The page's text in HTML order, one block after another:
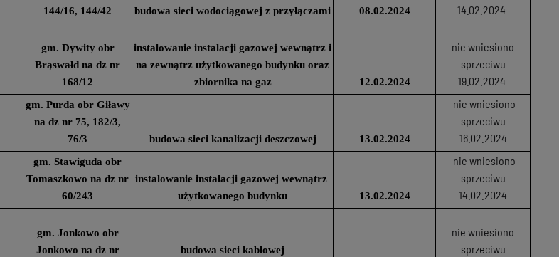
144/16, 144/42
budowa sieci wodociągowej z przyłączami 08.02.2024
14.02.2024
gm. Dywity obr
Brąswałd na dz nr
168/12
instalowanie instalacji gazowej wewnątrz i
na zewnątrz użytkowanego budynku oraz
zbiornika na gaz
12.02.2024
nie wniesiono
sprzeciwu
19.02.2024
gm. Purda obr Giławy
na dz nr 75, 182/3,
76/3
budowa sieci kanalizacji deszczowej 13.02.2024
nie wniesiono
sprzeciwu
16.02.2024
gm. Stawiguda obr
Tomaszkowo na dz nr
60/243
instalowanie instalacji gazowej wewnątrz
użytkowanego budynku
13.02.2024
nie wniesiono
sprzeciwu
14.02.2024
gm. Jonkowo obr
Jonkowo na dz nr
budowa sieci kablowej
nie wniesiono
sprzeciwu